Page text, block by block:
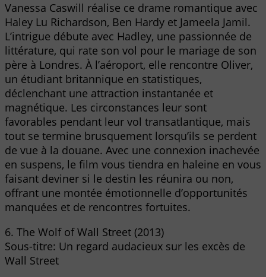
Vanessa Caswill réalise ce drame romantique avec
Haley Lu Richardson, Ben Hardy et Jameela Jamil.
L’intrigue débute avec Hadley, une passionnée de
littérature, qui rate son vol pour le mariage de son
père à Londres. À l’aéroport, elle rencontre Oliver,
un étudiant britannique en statistiques,
déclenchant une attraction instantanée et
magnétique. Les circonstances leur sont
favorables pendant leur vol transatlantique, mais
tout se termine brusquement lorsqu’ils se perdent
de vue à la douane. Avec une connexion inachevée
en suspens, le film vous tiendra en haleine en vous
faisant deviner si le destin les réunira ou non,
offrant une montée émotionnelle d’opportunités
manquées et de rencontres fortuites.
6. The Wolf of Wall Street (2013)
Sous-titre: Un regard audacieux sur les excès de
Wall Street